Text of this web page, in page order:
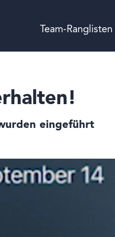
Team-Ranglisten
eingeführt